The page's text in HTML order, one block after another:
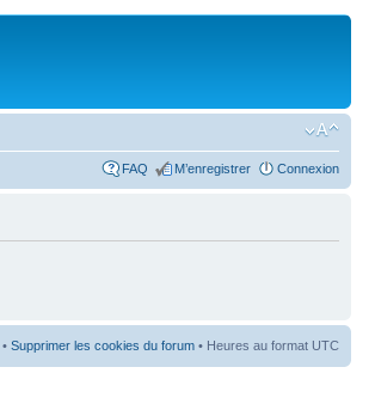
FAQ M’enregistrer Connexion
• Supprimer les cookies du forum • Heures au format UTC